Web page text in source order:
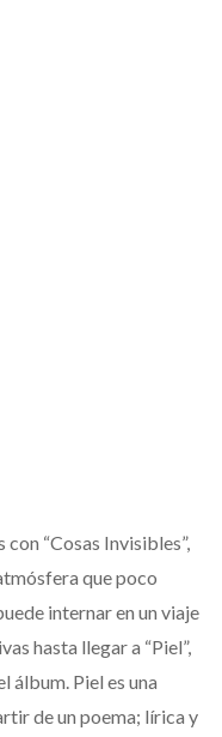
“Cosas Invisibles”,
que poco
internar en un viaje
hasta llegar a “Piel”,
álbum. Piel es una
de un poema; lírica y